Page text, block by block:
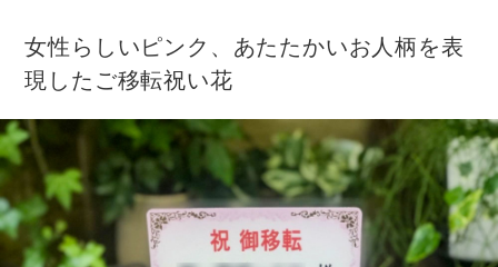
女性らしいピンク、あたたかいお人柄を表
現したご移転祝い花